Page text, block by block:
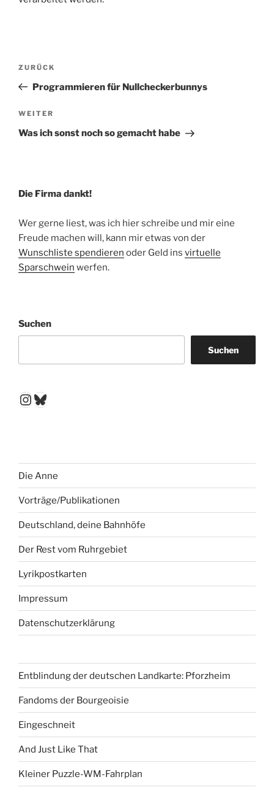
Beitragsnavigation
Vorheriger
Beitrag
ZURÜCK
Programmieren für Nullcheckerbunnys
Nächster
Beitrag
WEITER
Was ich sonst noch so gemacht habe
Die Firma dankt!
Wer gerne liest, was ich hier schreibe und mir eine
Freude machen will, kann mir etwas von der
Wunschliste spendieren oder Geld ins virtuelle
Sparschwein werfen.
Suchen
Suchen
Instagram
Bluesky
Die Anne
Vorträge/Publikationen
Deutschland, deine Bahnhöfe
Der Rest vom Ruhrgebiet
Lyrikpostkarten
Impressum
Datenschutzerklärung
Entblindung der deutschen Landkarte: Pforzheim
Fandoms der Bourgeoisie
Eingeschneit
And Just Like That
Kleiner Puzzle-WM-Fahrplan